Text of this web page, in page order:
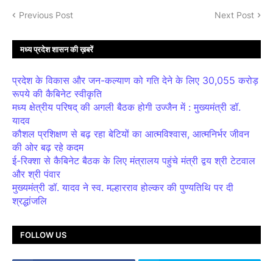
Previous Post Next Post
मध्य प्रदेश शासन की ख़बरें
प्रदेश के विकास और जन-कल्याण को गति देने के लिए 30,055 करोड़
रूपये की कैबिनेट स्वीकृति
मध्य क्षेत्रीय परिषद् की अगली बैठक होगी उज्जैन में : मुख्यमंत्री डॉ.
यादव
कौशल प्रशिक्षण से बढ़ रहा बेटियों का आत्मविश्वास, आत्मनिर्भर जीवन
की ओर बढ़ रहे कदम
ई-रिक्शा से कैबिनेट बैठक के लिए मंत्रालय पहुंचे मंत्री द्वय श्री टेटवाल
और श्री पंवार
मुख्यमंत्री डॉ. यादव ने स्व. मल्हारराव होल्कर की पुण्यतिथि पर दी
श्रद्धांजलि
FOLLOW US